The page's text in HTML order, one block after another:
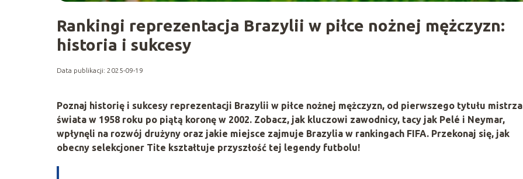
Rankingi reprezentacja Brazylii w piłce nożnej mężczyzn:
historia i sukcesy
Data publikacji: 2025-09-19
Poznaj historię i sukcesy reprezentacji Brazylii w piłce nożnej mężczyzn, od pierwszego tytułu mistrza
świata w 1958 roku po piątą koronę w 2002. Zobacz, jak kluczowi zawodnicy, tacy jak Pelé i Neymar,
wpłynęli na rozwój drużyny oraz jakie miejsce zajmuje Brazylia w rankingach FIFA. Przekonaj się, jak
obecny selekcjoner Tite kształtuje przyszłość tej legendy futbolu!